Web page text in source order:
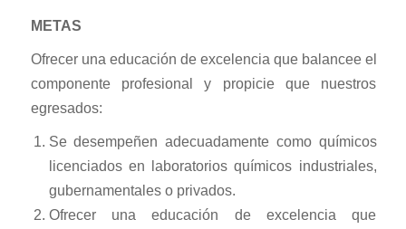
METAS
Ofrecer una educación de excelencia que balancee el
componente profesional y propicie que nuestros
egresados:
Se desempeñen adecuadamente como químicos
licenciados en laboratorios químicos industriales,
gubernamentales o privados.
Ofrecer una educación de excelencia que